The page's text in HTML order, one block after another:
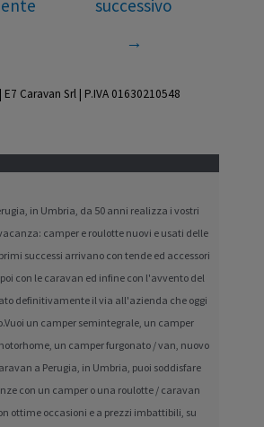
successivo
→
Caravan Srl | P.IVA 01630210548
in Umbria, da 50 anni realizza i vostri
camper e roulotte nuovi e usati delle
successi arrivano con tende ed accessori
con le caravan ed infine con l'avvento del
definitivamente il via all'azienda che oggi
un camper semintegrale, un camper
un camper furgonato / van, nuovo
a Perugia, in Umbria, puoi soddisfare
con un camper o una roulotte / caravan
ottime occasioni e a prezzi imbattibili, su